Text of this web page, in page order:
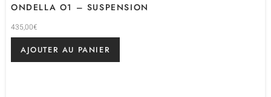
ONDELLA O1 – SUSPENSION
435,00€
AJOUTER AU PANIER